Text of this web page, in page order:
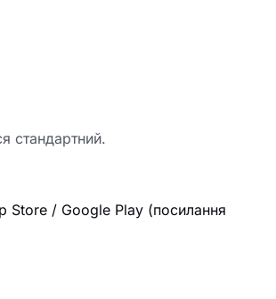
стандартний.
Store / Google Play (посилання